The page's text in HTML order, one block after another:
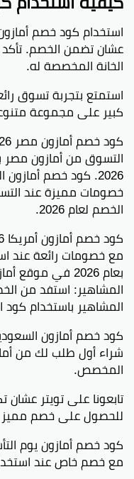
خصومات أمازون
عبر الموقع أو التطبيق.
كيف أحصل على كود من
لتأخذ كود خصم،
متابعة صفحتهم
كم قيمة أمازون؟
قيمة أمازون تعتمد
من المنصة.
كم تبلغ قيمة 4% من أمازون؟
أمازون يعادل 4 ريالات.
استمتع بتجربتك في
والخصومات المتنوعة
بينتيريست
استخدام كود خصم
عشان تضمن الخصم.
الخانة المخصصة له.
استمتع بتجربة تسوق
كبير على مجموعة
التسوق من أمازون مصر
خصومات مميزة عند
الخصم لعام 2026.
مع خصومات رائعة عند
بعام 2026 في
المشاهير: استفد من
المشاهير باستخدام كود
كود خصم أمازون
شراء أول طلب لك من
المخصص.
تابعونا على تويتر
للحصول على خصم مميز
مع خصم خاص عند استخدام